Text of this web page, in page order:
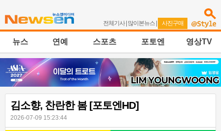
전체기사| 많이본뉴스 | 사진구매
뉴스 연예 스포츠 포토엔 영상TV
김소향, 찬란한 봄 [포토엔HD]
2026-07-09 15:23:44